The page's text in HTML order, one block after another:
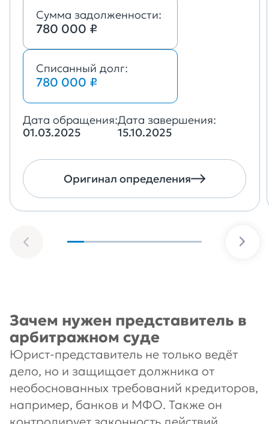
Сумма задолженности:
780 000 ₽
Списанный долг:
780 000 ₽
Дата обращения:
01.03.2025
Дата завершения:
15.10.2025
Оригинал определения
Зачем нужен представитель в
арбитражном суде
Юрист-представитель не только ведёт
дело, но и защищает должника от
необоснованных требований кредиторов,
например, банков и МФО. Также он